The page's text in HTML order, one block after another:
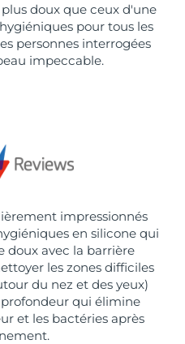
doux que ceux d'une
pour tous les
personnes interrogées
impeccable.
impressionnés
en silicone qui
doux avec la barrière
les zones difficiles
du nez et des yeux)
qui élimine
et les bactéries après